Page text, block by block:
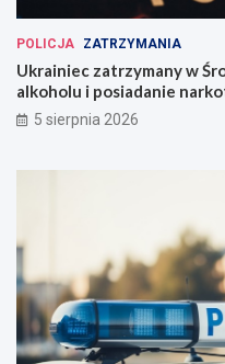
POLICJA ZATRZYMANIA
Ukrainiec zatrzymany w
alkoholu i posiadanie
5 sierpnia 2026